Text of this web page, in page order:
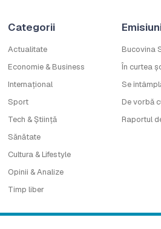
Categorii
Actualitate
Economie & Business
Internațional
Sport
Tech & Știință
Sănătate
Cultura & Lifestyle
Opinii & Analize
Timp liber
Bucovina
În curtea
Se
De vorbă
Raportul